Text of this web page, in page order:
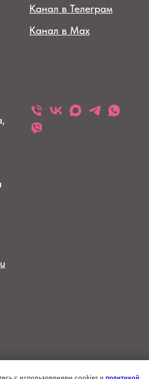
Канал в Телеграм
Канал в Max